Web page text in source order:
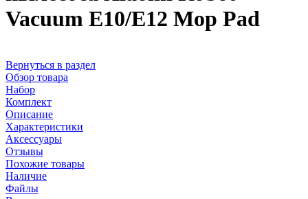
Vacuum Е10/E12 Mop Pad
Вернуться в раздел
Обзор товара
Набор
Комплект
Описание
Характеристики
Аксессуары
Отзывы
Похожие товары
Наличие
Файлы